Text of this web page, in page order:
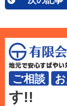
ご相談
す!!